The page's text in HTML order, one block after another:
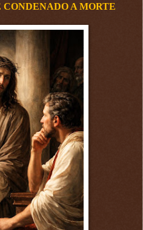
CONDENADO A MORTE